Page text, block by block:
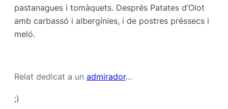
pastanagues i tomàquets. Després Patates d’Olot
amb carbassó i albergínies, i de postres préssecs i
meló.
Relat dedicat a un admirador…
;)